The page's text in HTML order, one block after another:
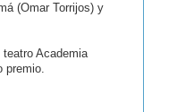
(Omar Torrijos) y
Academia
premio.